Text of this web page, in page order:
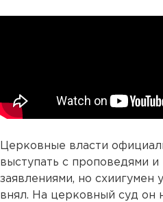
Церковные власти
выступать с проповедями и
заявлениями, но схиигумен
внял. На церковный суд он